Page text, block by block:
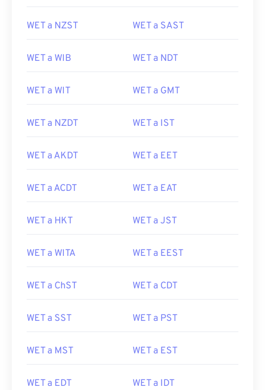
WET a NZST WET a SAST
WET a WIB WET a NDT
WET a WIT WET a GMT
WET a NZDT WET a IST
WET a AKDT WET a EET
WET a ACDT WET a EAT
WET a HKT WET a JST
WET a WITA WET a EEST
WET a ChST WET a CDT
WET a SST WET a PST
WET a MST WET a EST
WET a EDT WET a IDT